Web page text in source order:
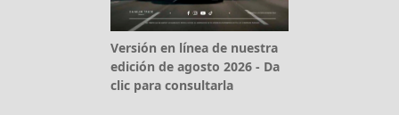
Versión en línea de nuestra
edición de agosto 2026 - Da
clic para consultarla